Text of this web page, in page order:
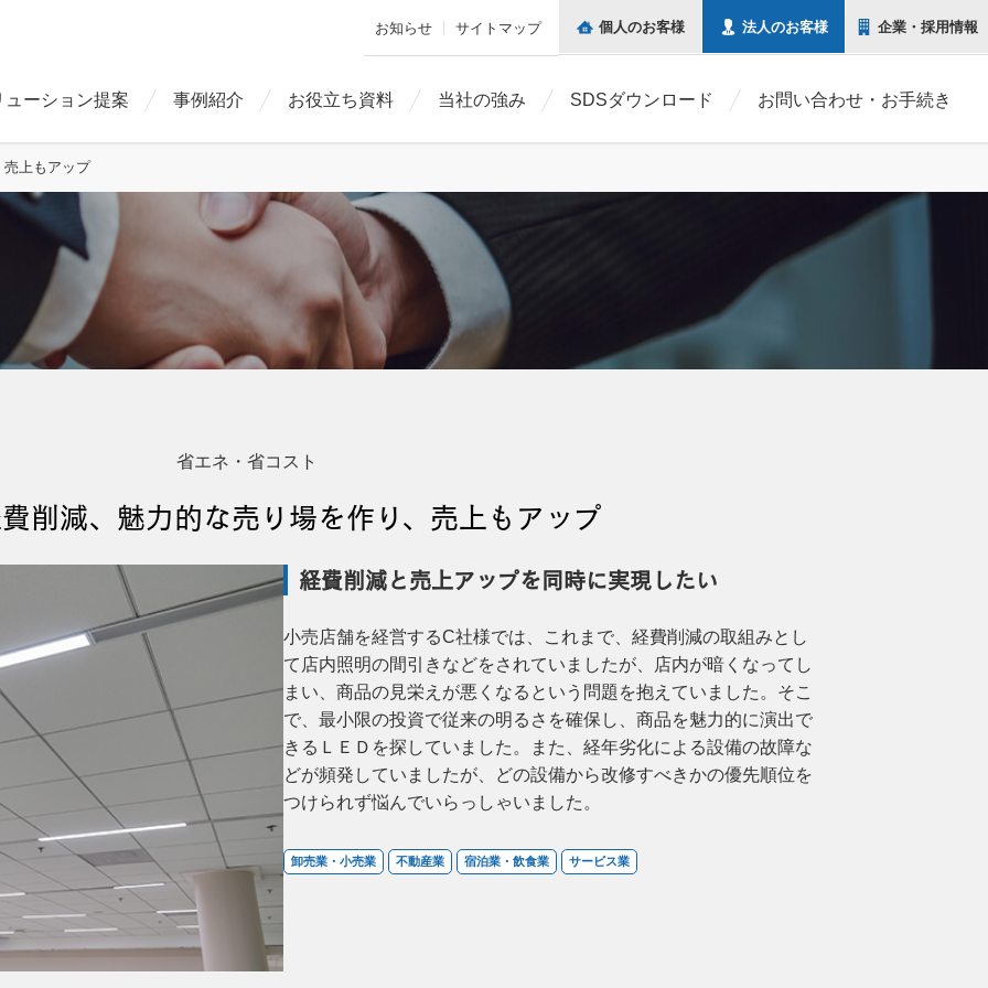
お知らせ サイトマップ 個人のお客様 法人のお客様 企業・ 採用情報
ューション提案 事例紹介 お役立ち資料 当社の強み SDSダウンロード お問い合わせ・お手続き
売上もアップ
省エネ・省コスト
削減、魅力的な売り場を作り、売上もアップ
経費削減と売上アップを同時に実現したい
小売店舗を経営するC社様では、これまで、経費削減の取組みとし
て店内照明の間引きなどをされていましたが、店内が暗くなってし
まい、商品の見栄えが悪くなるという問題を抱えていました。そこ
で、最小限の投資で従来の明るさを確保し、商品を魅力的に演出で
きるＬＥＤを探していました。また、経年劣化による設備の故障な
どが頻発していましたが、どの設備から改修すべきかの優先順位を
つけられず悩んでいらっしゃいました。
卸売業・小売業 不動産業 宿泊業・飲食業 サービス業